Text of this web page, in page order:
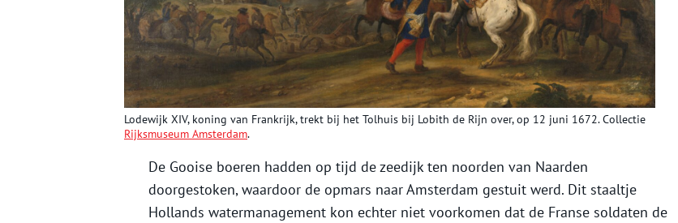
Lodewijk XIV, koning van Frankrijk, trekt bij het Tolhuis bij Lobith de Rijn over, op 12 juni 1672. Collectie
Rijksmuseum Amsterdam.
De Gooise boeren hadden op tijd de zeedijk ten noorden van Naarden
doorgestoken, waardoor de opmars naar Amsterdam gestuit werd. Dit staaltje
Hollands watermanagement kon echter niet voorkomen dat de Franse soldaten de